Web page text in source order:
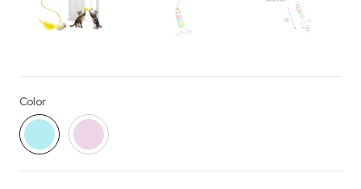
Color